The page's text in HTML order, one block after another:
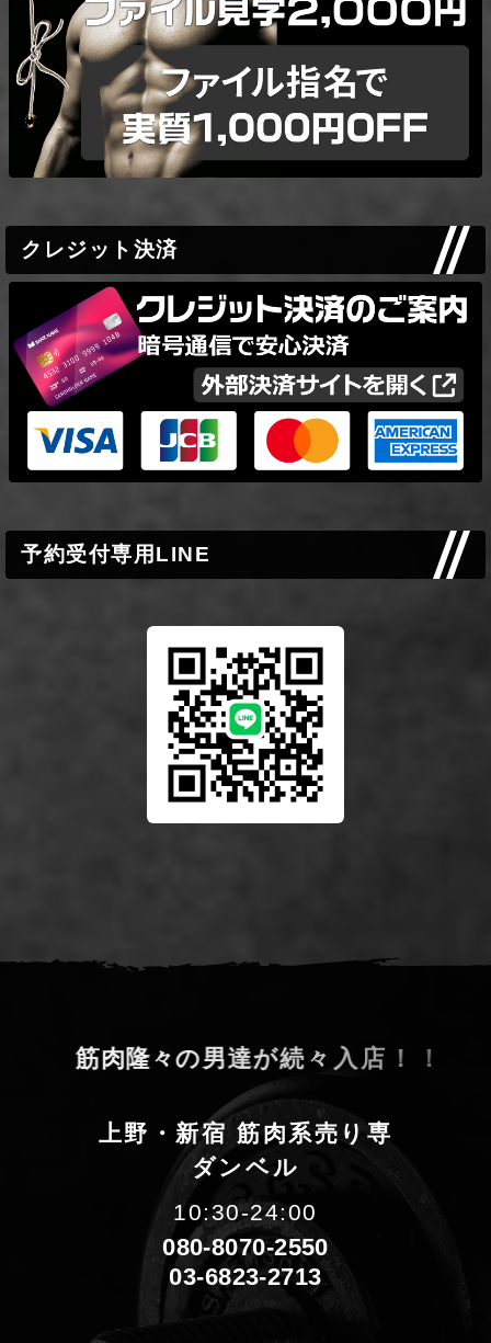
クレジット決済
予約受付専用LINE
筋肉隆々の男達が続々入店！ ！
上野・新宿 筋肉系売り専
ダンベル
10:30-24:00
080-8070-2550
03-6823-2713